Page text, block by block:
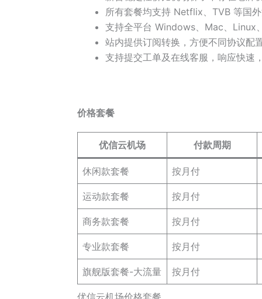
所有套餐均支持 Netflix、TVB 等国
支持全平台 Windows、Mac、Linux
站内提供订阅转换，方便不同协议配
支持提交工单及在线客服，响应快速
价格套餐
优信云机场 付款周期
休闲款套餐 按月付
运动款套餐 按月付
商务款套餐 按月付
专业款套餐 按月付
旗舰版套餐-大流量 按月付
优信云机场价格套餐